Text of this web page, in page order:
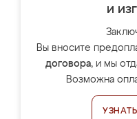
и
Вы вносите
договора, и мы
Возможна